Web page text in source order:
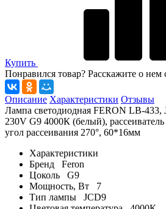
Купить
Понравился товар? Расскажите о нем
Описание Характеристики Отзывы
Лампа светодиодная FERON LB-433,
230V G9 4000К (белый),
угол рассеивания 270°, 60*16мм
Характеристики
Бренд
Feron
Цоколь
G9
Мощность, Вт
7
Тип лампы
JCD9